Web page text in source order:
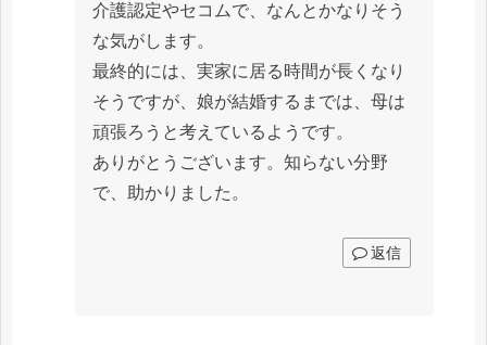
介護認定やセコムで、なんとかなりそう
な気がします。
最終的には、実家に居る時間が長くなり
そうですが、娘が結婚するまでは、母は
頑張ろうと考えているようです。
ありがとうございます。知らない分野
で、助かりました。
返信